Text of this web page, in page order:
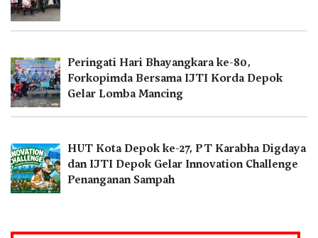
Peringati Hari Bhayangkara ke-80,
Forkopimda Bersama IJTI Korda Depok
Gelar Lomba Mancing
HUT Kota Depok ke-27, PT Karabha Digdaya
dan IJTI Depok Gelar Innovation Challenge
Penanganan Sampah